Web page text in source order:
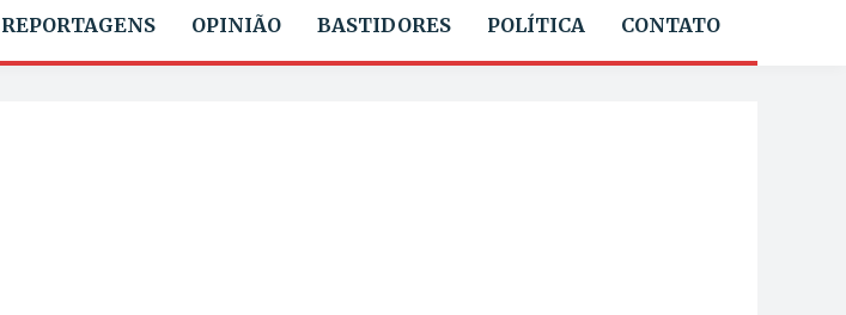
REPORTAGENS OPINIÃO BASTIDORES POLÍTICA CONTATO